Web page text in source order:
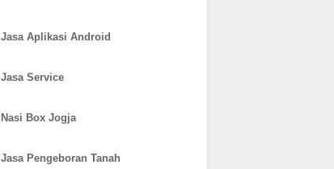
Jasa Aplikasi Android
Jasa Service
Nasi Box Jogja
Jasa Pengeboran Tanah